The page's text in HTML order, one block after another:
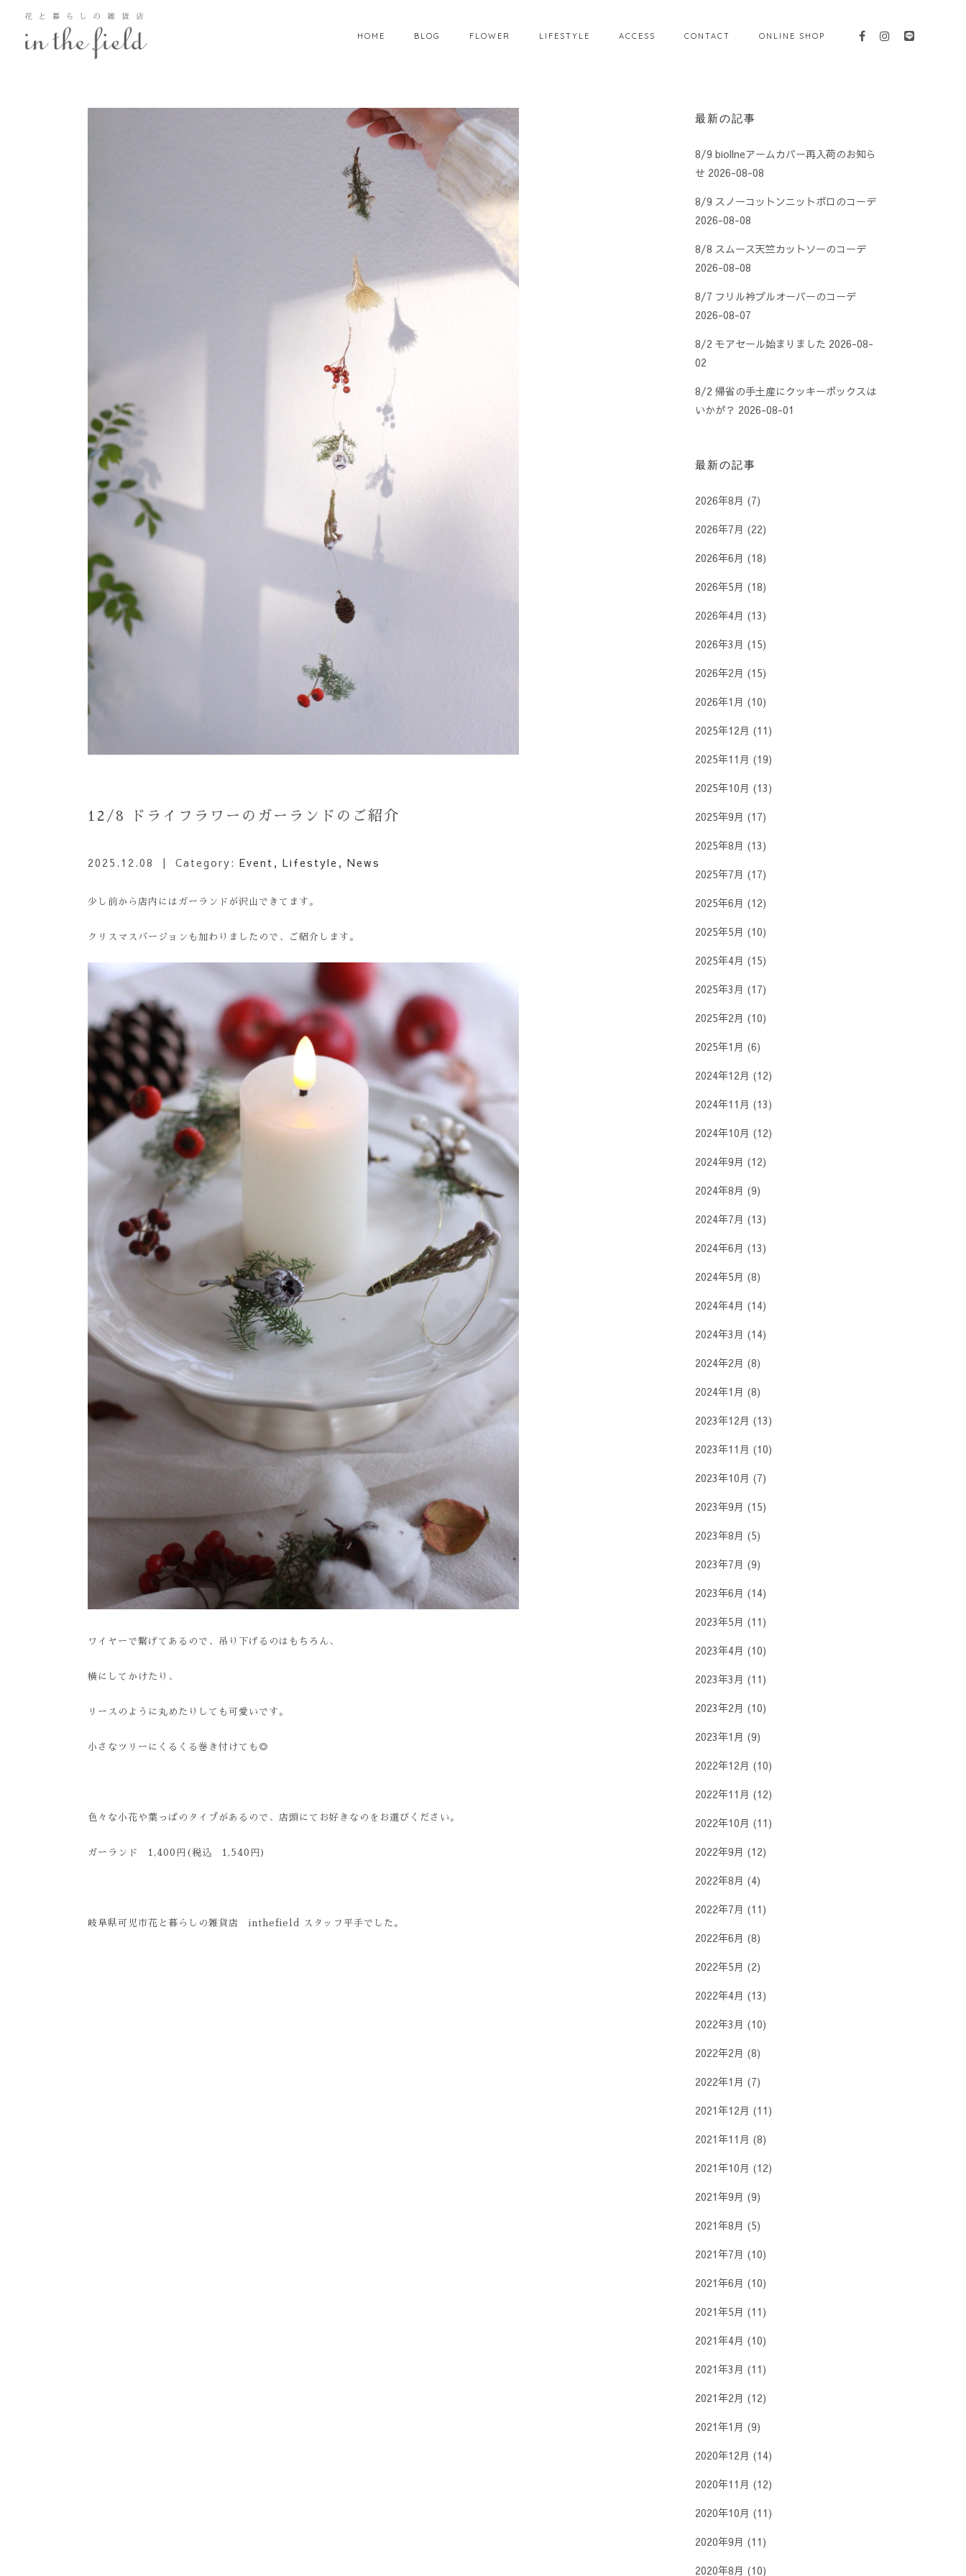
HOME BLOG FLOWER LIFESTYLE ACCESS CONTACT ONLINE SHOP
12/8 ドライフラワーのガーランドのご紹介
2025.12.08 | Category: Event , Lifestyle , News
少し前から店内にはガーランドが沢山できてます。
クリスマスバージョンも加わりましたので、ご紹介します。
ワイヤーで繋げてあるので、吊り下げるのはもちろん、
横にしてかけたり、
リースのように丸めたりしても可愛いです。
小さなツリーにくるくる巻き付けても◎
色々な小花や葉っぱのタイプがあるので、店頭にてお好きなのをお選びください。
ガーランド 1,400円(税込 1,540円)
岐阜県可児市花と暮らしの雑貨店 inthefield スタッフ平手でした。
最新の記事
8/9 biollneアームカバー再入荷のお知ら
せ 2026-08-08
8/9 スノーコットンニットポロのコーデ
2026-08-08
8/8 スムース天竺カットソーのコーデ
2026-08-08
8/7 フリル衿プルオーバーのコーデ
2026-08-07
8/2 モアセール始まりました 2026-08-
02
8/2 帰省の手土産にクッキーボックスは
いかが？ 2026-08-01
最新の記事
2026年8月 (7)
2026年7月 (22)
2026年6月 (18)
2026年5月 (18)
2026年4月 (13)
2026年3月 (15)
2026年2月 (15)
2026年1月 (10)
2025年12月 (11)
2025年11月 (19)
2025年10月 (13)
2025年9月 (17)
2025年8月 (13)
2025年7月 (17)
2025年6月 (12)
2025年5月 (10)
2025年4月 (15)
2025年3月 (17)
2025年2月 (10)
2025年1月 (6)
2024年12月 (12)
2024年11月 (13)
2024年10月 (12)
2024年9月 (12)
2024年8月 (9)
2024年7月 (13)
2024年6月 (13)
2024年5月 (8)
2024年4月 (14)
2024年3月 (14)
2024年2月 (8)
2024年1月 (8)
2023年12月 (13)
2023年11月 (10)
2023年10月 (7)
2023年9月 (15)
2023年8月 (5)
2023年7月 (9)
2023年6月 (14)
2023年5月 (11)
2023年4月 (10)
2023年3月 (11)
2023年2月 (10)
2023年1月 (9)
2022年12月 (10)
2022年11月 (12)
2022年10月 (11)
2022年9月 (12)
2022年8月 (4)
2022年7月 (11)
2022年6月 (8)
2022年5月 (2)
2022年4月 (13)
2022年3月 (10)
2022年2月 (8)
2022年1月 (7)
2021年12月 (11)
2021年11月 (8)
2021年10月 (12)
2021年9月 (9)
2021年8月 (5)
2021年7月 (10)
2021年6月 (10)
2021年5月 (11)
2021年4月 (10)
2021年3月 (11)
2021年2月 (12)
2021年1月 (9)
2020年12月 (14)
2020年11月 (12)
2020年10月 (11)
2020年9月 (11)
2020年8月 (10)